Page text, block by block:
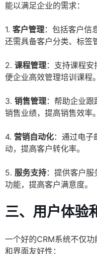
能以满足企业的需求：
1. 客户管理：包括客户信
还需具备客户分类、标签
2. 课程管理：支持课程
便企业高效管理培训课程。
3. 销售管理：帮助企业
销售业绩，提高销售效率。
4. 营销自动化：通过电
动，提高客户转化率。
5. 服务支持：提供客户
功能，提高客户满意度。
三、用户体验
一个好的CRM系统不仅
和界面友好性：